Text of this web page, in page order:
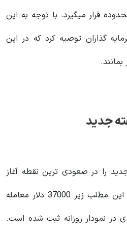
قرار میگیرد. با توجه به این
گذاران توصیه کرد که در این
جدید
را در صعودی ترین نقطه آغاز
نکرده است. تا زمان نگارش این مطلب زیر 37000 دلار معامله
افت 0.46 درصدی در نمودار روزانه ثبت شده است.